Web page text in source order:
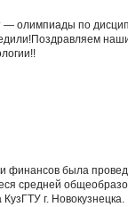
олимпиады по
финансов была
средней
г. Новокузнецка.